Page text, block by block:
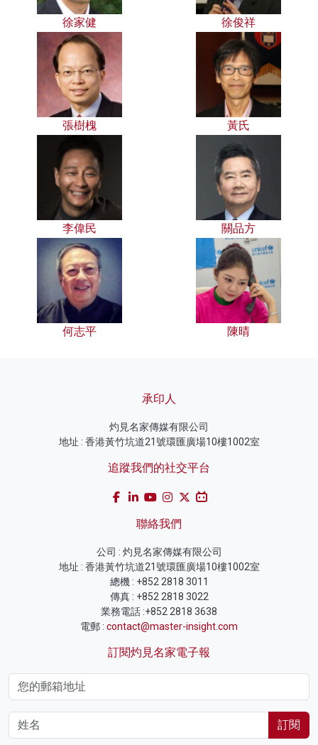
徐家健 徐俊祥
張樹槐 黃氏
李偉民 關品方
何志平 陳晴
承印人
灼見名家傳媒有限公司
地址 : 香港黃竹坑道21號環匯廣場10樓1002室
追蹤我們的社交平台
聯絡我們
公司 : 灼見名家傳媒有限公司
地址 : 香港黃竹坑道21號環匯廣場10樓1002室
總機 : +852 2818 3011
傳真 : +852 2818 3022
業務電話 :+852 2818 3638
電郵 : contact@master-insight.com
訂閱灼見名家電子報
訂閱